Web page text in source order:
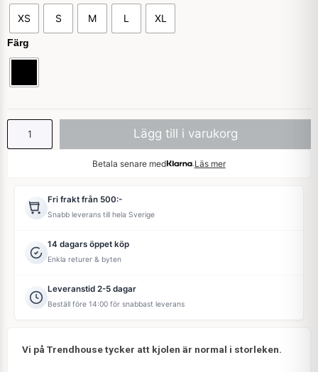
XS S M L XL
Färg
HW
SHORT
PL
SKIRT
Lägg till i varukorg
Betala senare med Läs mer
Fri frakt från 500:-
Snabb leverans till hela Sverige
14 dagars öppet köp
Enkla returer & byten
Leveranstid 2-5 dagar
Beställ före 14:00 för snabbast leverans
Vi på Trendhouse tycker att kjolen är normal i storleken.